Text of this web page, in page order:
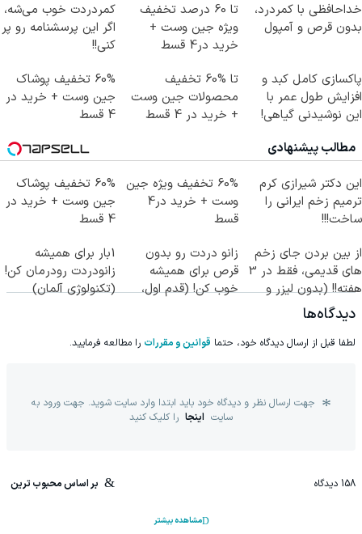
خداحافظی با کمردرد،
بدون قرص و آمپول
تا 60 درصد تخفیف
ویژه جین وست +
خرید در4 قسط
کمردردت خوب می‌شه،
اگر این پرسشنامه رو پر
کنی!!
پاکسازی کامل کبد و
افزایش طول عمر با
این نوشیدنی گیاهی!
تا %60 تخفیف
محصولات جین وست
+ خرید در 4 قسط
60% تخفیف پوشاک
جین وست + خرید در
4 قسط
مطالب پیشنهادی
این دکتر شیرازی کرم
ترمیم زخم ایرانی را
ساخت!!!
60% تخفیف ویژه جین
وست + خرید در4
قسط
60% تخفیف پوشاک
جین وست + خرید در
4 قسط
از بین بردن جای زخم
های قدیمی، فقط در 3
هفته!! (بدون لیزر و
جراحی)
زانو دردت رو بدون
قرص برای همیشه
خوب کن! (قدم اول،
1بار برای همیشه
زانودردت رودرمان کن!
(تکنولوژی آلمان)
دیدگاه‌ها
لطفا قبل از ارسال دیدگاه خود، حتما قوانین و مقررات را مطالعه فرمایید.
جهت ارسال نظر و دیدگاه خود باید ابتدا وارد سایت شوید. جهت ورود به
سایت اینجا را کلیک کنید
158 دیدگاه بر اساس محبوب ترین
مشاهده بیشتر